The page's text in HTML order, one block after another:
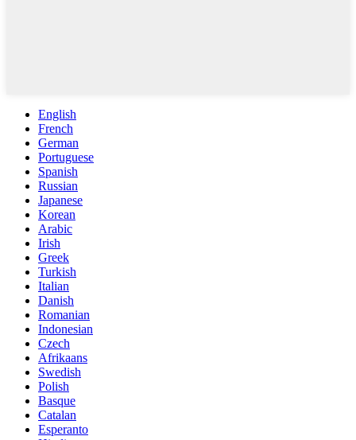
English
French
German
Portuguese
Spanish
Russian
Japanese
Korean
Arabic
Irish
Greek
Turkish
Italian
Danish
Romanian
Indonesian
Czech
Afrikaans
Swedish
Polish
Basque
Catalan
Esperanto